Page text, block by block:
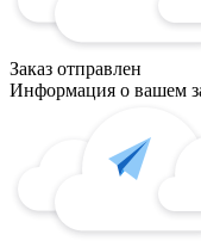
Заказ отправлен
Информация о вашем